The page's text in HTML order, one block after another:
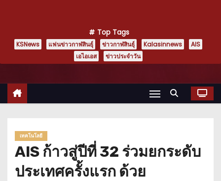
Top Tags
KSNews แฟนข่าวกาฬสินธุ์ ข่าวกาฬสินธุ์ Kalasinnews
AIS
เอไอเอส
ข่าวประจำวัน
เทคโนโลยี
AIS ก้าวสู่ปีที่ 32 ร่วมยกระดับ
ประเทศครั้งแรก ด้วย